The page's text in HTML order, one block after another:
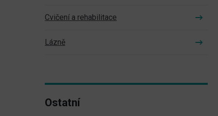
Cvičení a rehabilitace
Lázně
Ostatní